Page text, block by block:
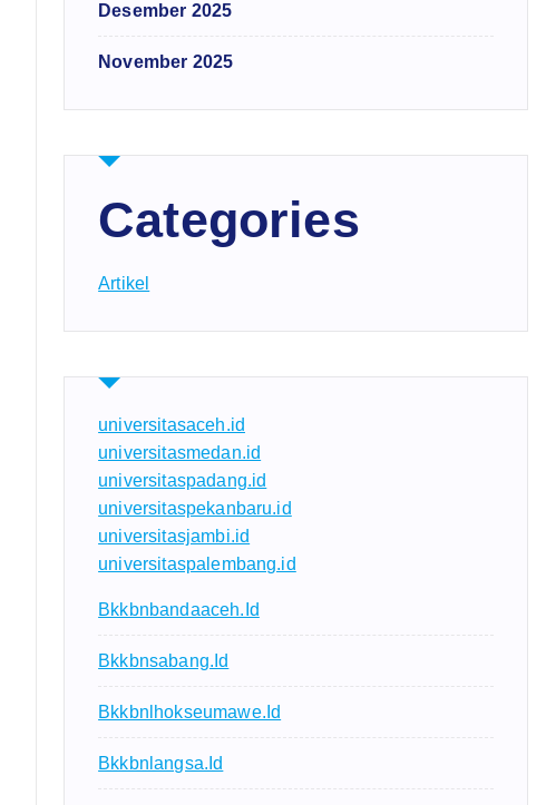
Desember 2025
November 2025
Categories
Artikel
universitasaceh.id
universitasmedan.id
universitaspadang.id
universitaspekanbaru.id
universitasjambi.id
universitaspalembang.id
Bkkbnbandaaceh.id
Bkkbnsabang.id
Bkkbnlhokseumawe.id
Bkkbnlangsa.id